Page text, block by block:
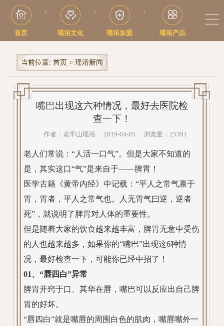
首页
/
瑶浴文化
/
瑶浴加盟
/
瑶浴产品
当前位置: 首页 > 瑶浴新闻
嘴巴出现这六种情况，最好去医院检
查一下！
作者：哀牢山瑶浴 2019-04-05 浏览量：25391
老人们常说：“人活一口气”。但是大家不知道的
是，其实这口“气”是来自于——脾胃！
医学古籍《黄帝内经》中记载：“平人之常气禀于
胃，胃者，平人之常气也。人无胃气曰逆，逆者
死”，就说明了脾胃对人体的重要性。
但是随着大家的饮食越来越丰富，脾胃无意中受伤
的人也越来越多，如果你的“嘴巴”出现这6种情
况，最好检查一下，可能你已经中招了！
01、“唇四白”异常
脾胃开窍于口、其华在唇，嘴巴可以反应出自己脾
胃的好坏。
“唇四白”就是嘴唇的周围白色的肌肉，嘴唇嘴外一